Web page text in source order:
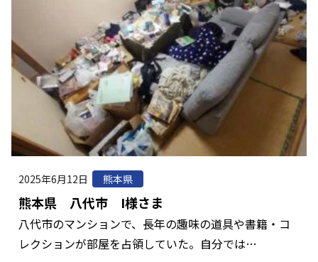
2025年6月12日 熊本県
熊本県 八代市 I様さま
八代市のマンションで、長年の趣味の道具や書籍・コ
レクションが部屋を占領していた。自分では…